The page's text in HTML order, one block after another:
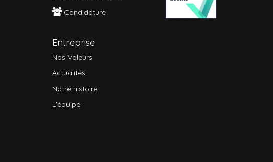
Candidature
Entreprise
Nos Valeurs
Actualités
Notre histoire
L'équipe